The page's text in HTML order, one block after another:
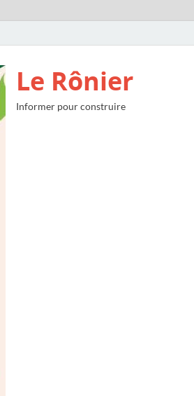
Le Rônier
Informer pour construire